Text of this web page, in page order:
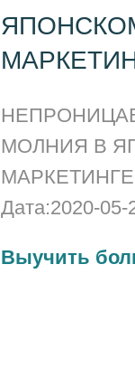
МОЛНИЯ В
МАРКЕТИНГЕ
Дата:2020-05-
Выучить